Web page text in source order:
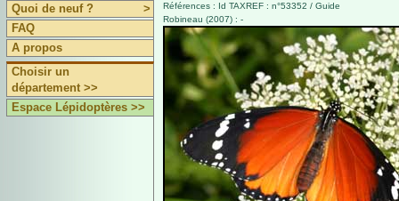
Quoi de neuf ?
>
FAQ
A propos
Choisir un
département >>
Espace Lépidoptères >>
Références : Id TAXREF : n°53352 / Guide
Robineau (2007) : -